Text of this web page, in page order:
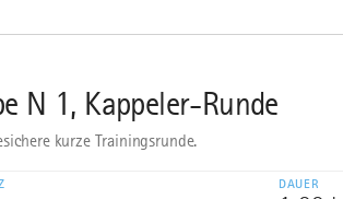
N 1, Kappeler-Runde
kurze Trainingsrunde.
DAUER